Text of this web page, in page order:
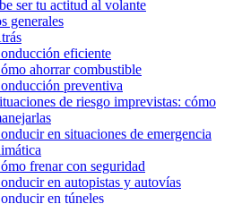
ser tu actitud al volante
generales
eficiente
ahorrar combustible
preventiva
de riesgo imprevistas: cómo
en situaciones de emergencia
frenar con seguridad
en autopistas y autovías
en túneles